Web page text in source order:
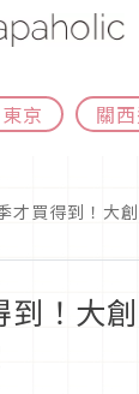
東京 關
才買得到！大
到！大